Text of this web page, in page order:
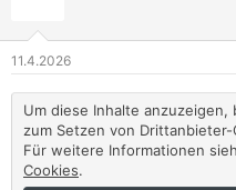
11.4.2026
Um diese Inhalte
zum Setzen von Drittanbieter-
Für weitere Informationen
Cookies.